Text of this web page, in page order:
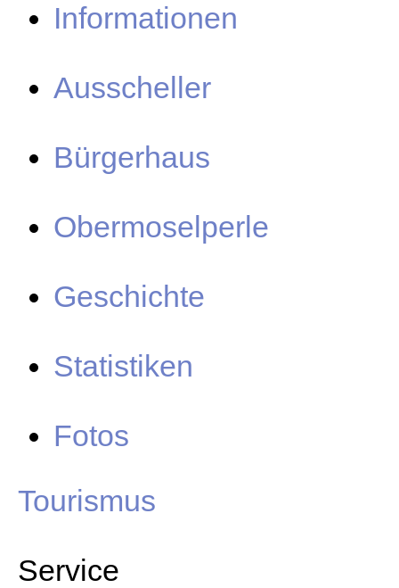
Informationen
Ausscheller
Bürgerhaus
Obermoselperle
Geschichte
Statistiken
Fotos
Tourismus
Service